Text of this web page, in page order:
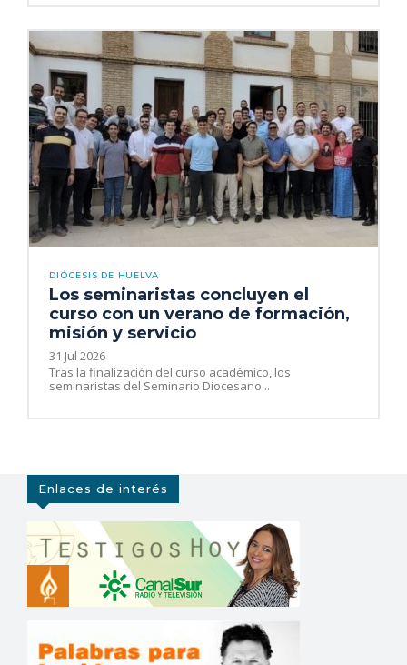
DIÓCESIS DE HUELVA
Los seminaristas concluyen el
curso con un verano de formación,
misión y servicio
31 Jul 2026
Tras la finalización del curso académico, los
seminaristas del Seminario Diocesano...
Enlaces de interés